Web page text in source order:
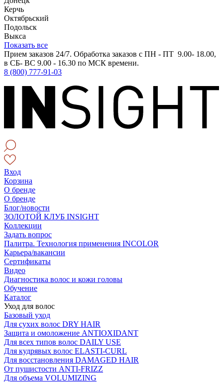
Керчь
Октябрьский
Подольск
Выкса
Показать все
Прием заказов 24/7. Обработка заказов с ПН - ПТ 9.00- 18.00,
в СБ- ВС 9.00 - 16.30 по МСК времени.
8 (800) 777-91-03
Вход
Корзина
О бренде
О бренде
Блог/новости
ЗОЛОТОЙ КЛУБ INSIGHT
Коллекции
Задать вопрос
Палитра. Технология применения INCOLOR
Карьера/вакансии
Сертификаты
Видео
Диагностика волос и кожи головы
Обучение
Каталог
Уход для волос
Базовый уход
Для сухих волос DRY HAIR
Защита и омоложение ANTIOXIDANT
Для всех типов волос DAILY USE
Для кудрявых волос ELASTI-CURL
Для восстановления DAMAGED HAIR
От пушистости ANTI-FRIZZ
Для объема VOLUMIZING